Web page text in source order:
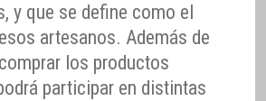
y que se define como el
artesanos. Además de
los productos
participar en distintas